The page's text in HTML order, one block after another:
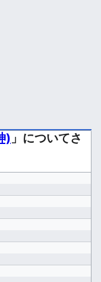
) 」についてさ